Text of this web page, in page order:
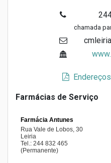
chamada
Farmácias de Serviço